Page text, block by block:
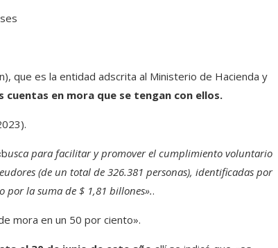
que es la entidad adscrita al Ministerio de Hacienda y
cuentas en mora que se tengan con ellos.
usca para facilitar y promover el cumplimiento voluntario
(de un total de 326.381 personas), identificadas por
por la suma de $ 1,81 billones»..
mora en un 50 por ciento».